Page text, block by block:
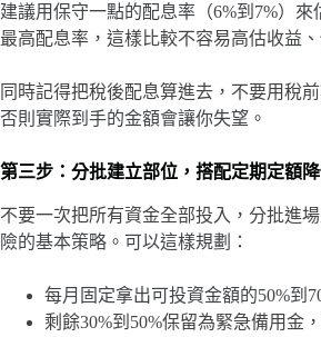
建議用保守一點的配息率（6%到7%）來
最高配息率，這樣比較不容易高估收益、
同時記得把稅後配息算進去，不要用稅前
否則實際到手的金額會讓你失望。
第三步：分批建立部位，搭配定期定額
不要一次把所有資金全部投入，分批進
險的基本策略。可以這樣規劃：
每月固定拿出可投資金額的50%到
剩餘30%到50%保留為緊急備用金